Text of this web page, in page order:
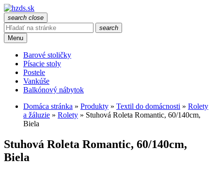
search close
search
Menu
Barové stoličky
Písacie stoly
Postele
Vankúše
Balkónový nábytok
Domáca stránka » Produkty » Textil do domácnosti » Rolety
a žáluzie » Rolety » Stuhová Roleta Romantic, 60/140cm,
Biela
Stuhová Roleta Romantic, 60/140cm,
Biela